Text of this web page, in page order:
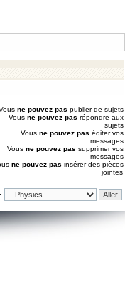
ne pouvez pas publier de sujets
Vous ne pouvez pas répondre aux
sujets
Vous ne pouvez pas éditer vos
messages
Vous ne pouvez pas supprimer vos
messages
ne pouvez pas insérer des pièces
jointes